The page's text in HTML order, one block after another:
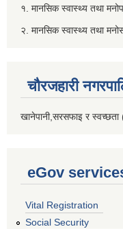
१. मानसिक स्वास्थ्य तथा
२. मानसिक स्वास्थ्य तथा
चौरजहारी
खानेपानी,सरसफाइ र
eGov
Vital Registration
Social Security